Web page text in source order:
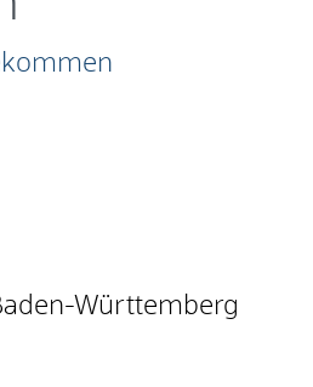
Württemberg